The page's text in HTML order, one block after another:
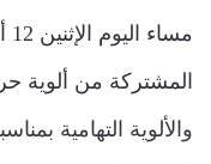
المشتركة من ألوية
والألوية التهامية